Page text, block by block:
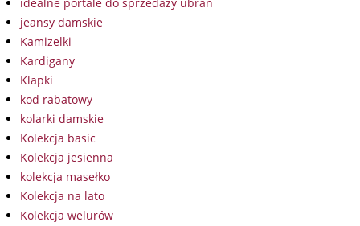
idealne portale do sprzedaży ubrań
jeansy damskie
Kamizelki
Kardigany
Klapki
kod rabatowy
kolarki damskie
Kolekcja basic
Kolekcja jesienna
kolekcja masełko
Kolekcja na lato
Kolekcja welurów